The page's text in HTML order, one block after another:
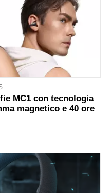
MC1 con tecnologia
magnetico e 40 ore